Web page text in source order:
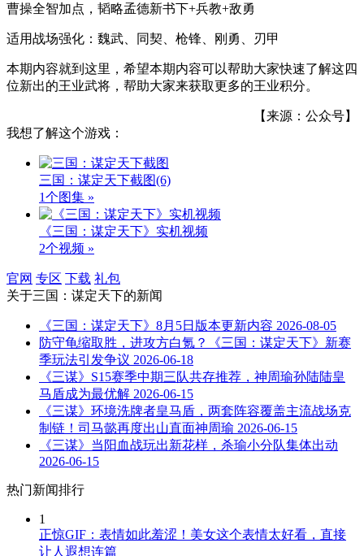
曹操全智加点，韬略孟德新书下+兵教+敌勇
适用战场强化：魏武、同契、枪锋、刚勇、刃甲
本期内容就到这里，希望本期内容可以帮助大家快速了解这四
位新出的王业武将，帮助大家来获取更多的王业积分。
【来源：公众号】
我想了解这个游戏：
三国：谋定天下截图(6)
1个图集 »
《三国：谋定天下》实机视频
2个视频 »
官网 专区 下载 礼包
关于三国：谋定天下的新闻
《三国：谋定天下》8月5日版本更新内容 2026-08-05
防守龟缩取胜，进攻方白氪？《三国：谋定天下》新赛
季玩法引发争议 2026-06-18
《三谋》S15赛季中期三队共存推荐，神周瑜孙陆陆皇
马盾成为最优解 2026-06-15
《三谋》环境洗牌者皇马盾，两套阵容覆盖主流战场克
制链！司马懿再度出山直面神周瑜 2026-06-15
《三谋》当阳血战玩出新花样，杀瑜小分队集体出动
2026-06-15
热门新闻排行
1
正惊GIF：表情如此羞涩！美女这个表情太好看，直接
让人遐想连篇